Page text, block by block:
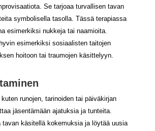
Se tarjoaa turvallisen tavan
symbolisella tasolla. Tässä terapiassa
esimerkiksi nukkeja tai naamioita.
esimerkiksi sosiaalisten taitojen
hoitoon tai traumojen käsittelyyn.
runojen, tarinoiden tai päiväkirjan
jäsentämään ajatuksia ja tunteita.
tavan käsitellä kokemuksia ja löytää uusia